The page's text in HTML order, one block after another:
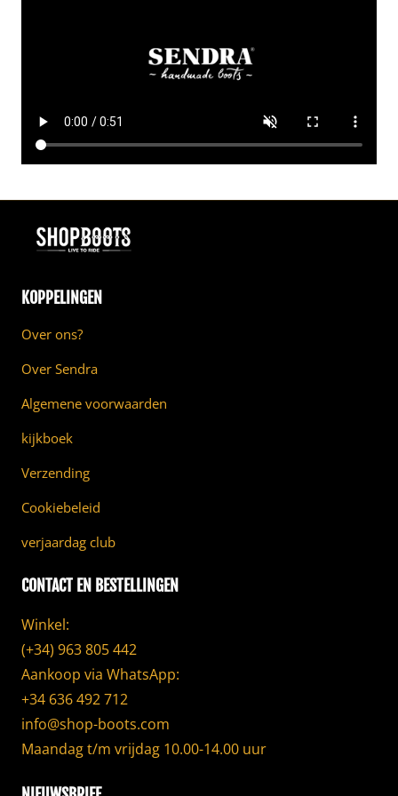
KOPPELINGEN
Over ons?
Over Sendra
Algemene voorwaarden
kijkboek
Verzending
Cookiebeleid
verjaardag club
CONTACT EN BESTELLINGEN
Winkel:
(+34) 963 805 442
Aankoop via WhatsApp:
+34 636 492 712
info@shop-boots.com
Maandag t/m vrijdag 10.00-14.00 uur